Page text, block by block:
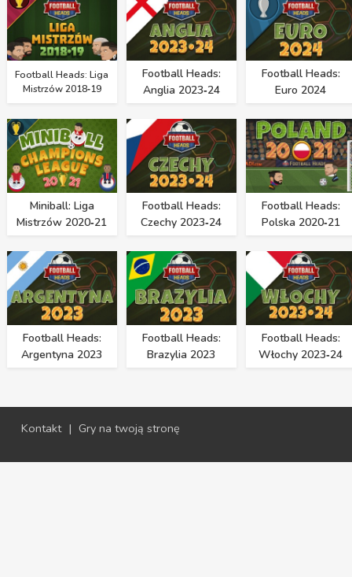
Football Heads: Liga
Mistrzów 2018‑19
Football Heads:
Anglia 2023‑24
Football Heads:
Euro 2024
Miniball: Liga
Mistrzów 2020‑21
Football Heads:
Czechy 2023‑24
Football Heads:
Polska 2020‑21
Football Heads:
Argentyna 2023
Football Heads:
Brazylia 2023
Football Heads:
Włochy 2023‑24
Kontakt | Gry na twoją stronę